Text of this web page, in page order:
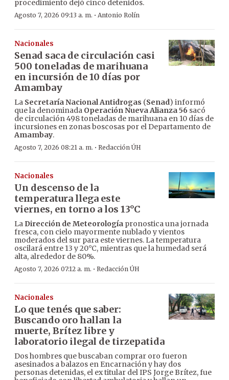
procedimiento dejó cinco detenidos.
Agosto 7, 2026 09:13 a. m. · Antonio Rolín
Nacionales
Senad saca de circulación casi
500 toneladas de marihuana
en incursión de 10 días por
Amambay
La Secretaría Nacional Antidrogas (Senad) informó
que la denominada Operación Nueva Alianza 56 sacó
de circulación 498 toneladas de marihuana en 10 días de
incursiones en zonas boscosas por el Departamento de
Amambay.
Agosto 7, 2026 08:21 a. m. · Redacción ÚH
Nacionales
Un descenso de la
temperatura llega este
viernes, en torno a los 13°C
La Dirección de Meteorología pronostica una jornada
fresca, con cielo mayormente nublado y vientos
moderados del sur para este viernes. La temperatura
oscilará entre 13 y 20°C, mientras que la humedad será
alta, alrededor de 80%.
Agosto 7, 2026 07:12 a. m. · Redacción ÚH
Nacionales
Lo que tenés que saber:
Buscando oro hallan la
muerte, Brítez libre y
laboratorio ilegal de tirzepatida
Dos hombres que buscaban comprar oro fueron
asesinados a balazos en Encarnación y hay dos
personas detenidas, el ex titular del IPS Jorge Brítez, fue